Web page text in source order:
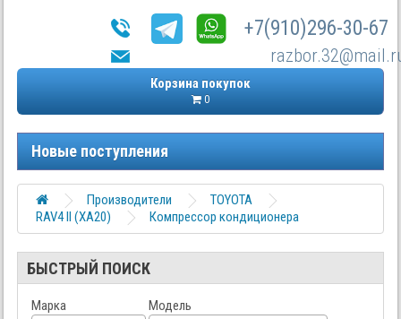
+7(910)296-30-67
Корзина покупок
0
Новые поступления
Производители
TOYOTA
RAV4 II (XA20)
Компрессор кондиционера
БЫСТРЫЙ ПОИСК
Марка
Модель